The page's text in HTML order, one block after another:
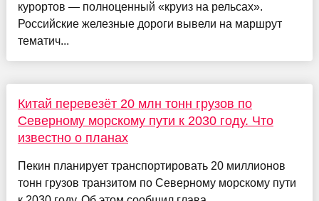
курортов — полноценный «круиз на рельсах».
Российские железные дороги вывели на маршрут
тематич...
Китай перевезёт 20 млн тонн грузов по
Северному морскому пути к 2030 году. Что
известно о планах
Пекин планирует транспортировать 20 миллионов
тонн грузов транзитом по Северному морскому пути